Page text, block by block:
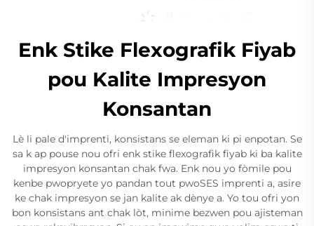
Enk Stike Flexografik Fiyab
pou Kalite Impresyon
Konsantan
Lè li pale d'imprenti, konsistans se eleman ki pi enpotan. Se
sa k ap pouse nou ofri enk stike flexografik fiyab ki ba kalite
impresyon konsantan chak fwa. Enk nou yo fòmile pou
kenbe pwopryete yo pandan tout pwoSES imprenti a, asire
ke chak impresyon se jan kalite ak dènye a. Yo tou ofri yon
bon konsistans ant chak lòt, minime bezwen pou ajisteman